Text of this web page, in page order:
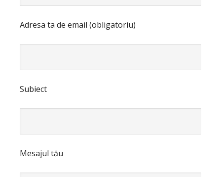
Adresa ta de email (obligatoriu)
Subiect
Mesajul tău